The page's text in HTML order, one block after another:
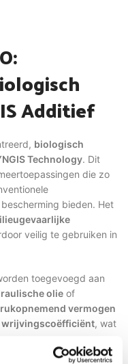
Additief
biologisch
Technology. Dit
die zo
bieden. Het
veilig te gebruiken in
toegevoegd aan
olie of
vermogen
wrijvingscoëfficiënt, wat